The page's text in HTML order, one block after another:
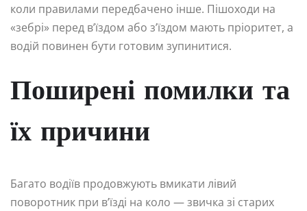
коли правилами передбачено інше. Пішоходи на
«зебрі» перед в’їздом або з’їздом мають пріоритет, а
водій повинен бути готовим зупинитися.
Поширені помилки та
їх причини
Багато водіїв продовжують вмикати лівий
поворотник при в’їзді на коло — звичка зі старих